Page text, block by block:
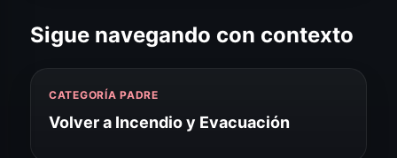
Sigue navegando con contexto
CATEGORÍA PADRE
Volver a Incendio y Evacuación